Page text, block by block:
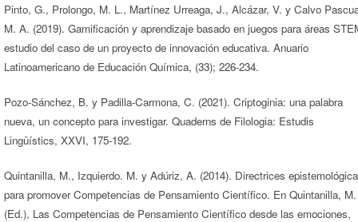
Pinto, G., Prolongo, M. L., Martínez Urreaga, J., Alcázar, V. y Calvo
M. A. (2019). Gamificación y aprendizaje basado en juegos para áreas
estudio del caso de un proyecto de innovación educativa. Anuario
Latinoamericano de Educación Química, (33); 226-234.
Pozo-Sánchez, B. y Padilla-Carmona, C. (2021). Criptoginia: una palabra
nueva, un concepto para investigar. Quaderns de Filologia: Estudis
Lingüístics, XXVI, 175-192.
Quintanilla, M., Izquierdo. M. y Adúriz, A. (2014). Directrices
para promover Competencias de Pensamiento Científico. En Quintanilla, M.
(Ed.), Las Competencias de Pensamiento Científico desde las emociones,